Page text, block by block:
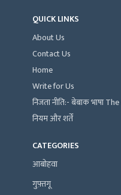
QUICK LINKS
About Us
Contact Us
Home
Write for Us
निजता नीति:- बेबाक भाषा
नियम और शर्तें
CATEGORIES
आबोहवा
गुफ़्तगू